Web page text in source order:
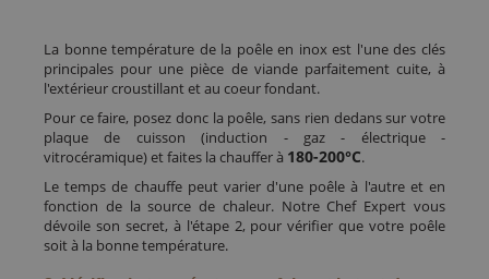
La bonne température de la poêle en inox est l'une des clés
principales pour une pièce de viande parfaitement cuite, à
l'extérieur croustillant et au coeur fondant.
Pour ce faire, posez donc la poêle, sans rien dedans sur votre
plaque de cuisson (induction - gaz - électrique -
vitrocéramique) et faites la chauffer à 180-200°C.
Le temps de chauffe peut varier d'une poêle à l'autre et en
fonction de la source de chaleur. Notre Chef Expert vous
dévoile son secret, à l'étape 2, pour vérifier que votre poêle
soit à la bonne température.